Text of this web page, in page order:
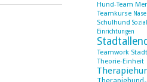
Hund-Team
Teamkurse
Schulhund
Einrichtungen
Teamwork
Theorie-Einheit